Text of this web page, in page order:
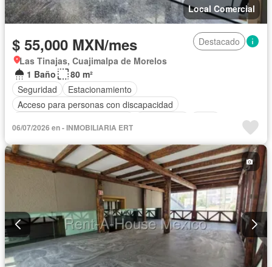
Local Comercial
$ 55,000 MXN/mes
Destacado
Las Tinajas, Cuajimalpa de Morelos
1 Baño
80 m²
Seguridad
Estacionamiento
Acceso para personas con discapacidad
06/07/2026 en - INMOBILIARIA ERT